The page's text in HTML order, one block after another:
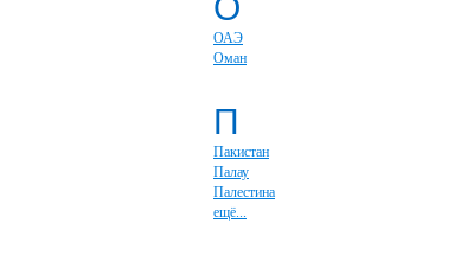
ОАЭ
Оман
П
Пакистан
Палау
Палестина
ещё...